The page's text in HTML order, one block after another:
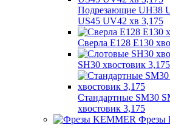
Подрезающие UH38
US45 UV42 хв 3,175
Сверла E128 E130
SH30 хвостовик 3,175
Стандартные SM30
хвостовик 3,175
Фрезы